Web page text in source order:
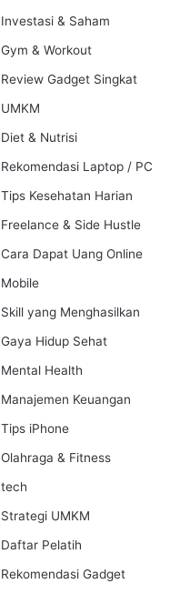
Investasi & Saham
Gym & Workout
Review Gadget Singkat
UMKM
Diet & Nutrisi
Rekomendasi Laptop / PC
Tips Kesehatan Harian
Freelance & Side Hustle
Cara Dapat Uang Online
Mobile
Skill yang Menghasilkan
Gaya Hidup Sehat
Mental Health
Manajemen Keuangan
Tips iPhone
Olahraga & Fitness
tech
Strategi UMKM
Daftar Pelatih
Rekomendasi Gadget